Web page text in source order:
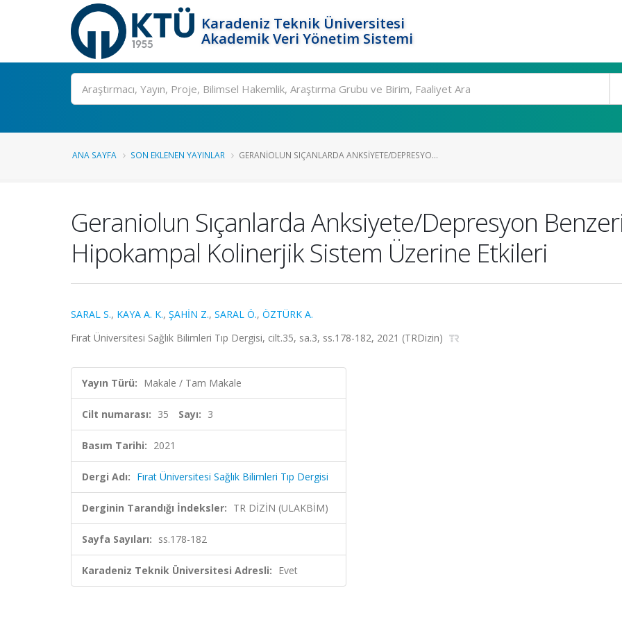
Karadeniz Teknik Üniversitesi
Akademik Veri Yönetim Sistemi
Ara
ANA SAYFA SON EKLENEN YAYINLAR GERANIOLUN SIÇANLARDA ANKSIYETE/DEPRESYO...
Geraniolun Sıçanlarda Anksiyete/Depresyon
Hipokampal Kolinerjik Sistem Üzerine Etkileri
SARAL S., KAYA A. K., ŞAHİN Z., SARAL Ö., ÖZTÜRK A.
Fırat Üniversitesi Sağlık Bilimleri Tıp Dergisi, cilt.35, sa.3, ss.178-182, 2021 (TRDizin)
Yayın Türü: Makale / Tam Makale
Cilt numarası: 35 Sayı: 3
Basım Tarihi: 2021
Dergi Adı: Fırat Üniversitesi Sağlık Bilimleri Tıp Dergisi
Derginin Tarandığı İndeksler: TR DİZİN (ULAKBİM)
Sayfa Sayıları: ss.178-182
Karadeniz Teknik Üniversitesi Adresli: Evet